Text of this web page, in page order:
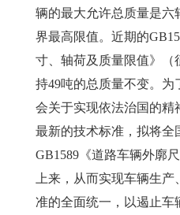
辆的最大允许总质量是六
界最高限值。近期的
寸、轴荷及质量限值》（
持49吨的总质量不变。
会关于实现依法治国的精
最新的技术标准，拟将全
GB1589《道路车辆外廓
上来，从而实现车辆生
准的全面统一，以遏止车